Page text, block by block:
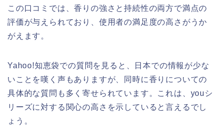
この口コミでは、香りの強さと持続性の両方で満点の
評価が与えられており、使用者の満足度の高さがうか
がえます。
Yahoo!知恵袋での質問を見ると、日本での情報が少な
いことを嘆く声もありますが、同時に香りについての
具体的な質問も多く寄せられています。これは、youシ
リーズに対する関心の高さを示していると言えるでし
ょう。